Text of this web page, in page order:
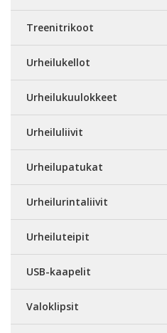
Treenitrikoot
Urheilukellot
Urheilukuulokkeet
Urheiluliivit
Urheilupatukat
Urheilurintaliivit
Urheiluteipit
USB-kaapelit
Valoklipsit